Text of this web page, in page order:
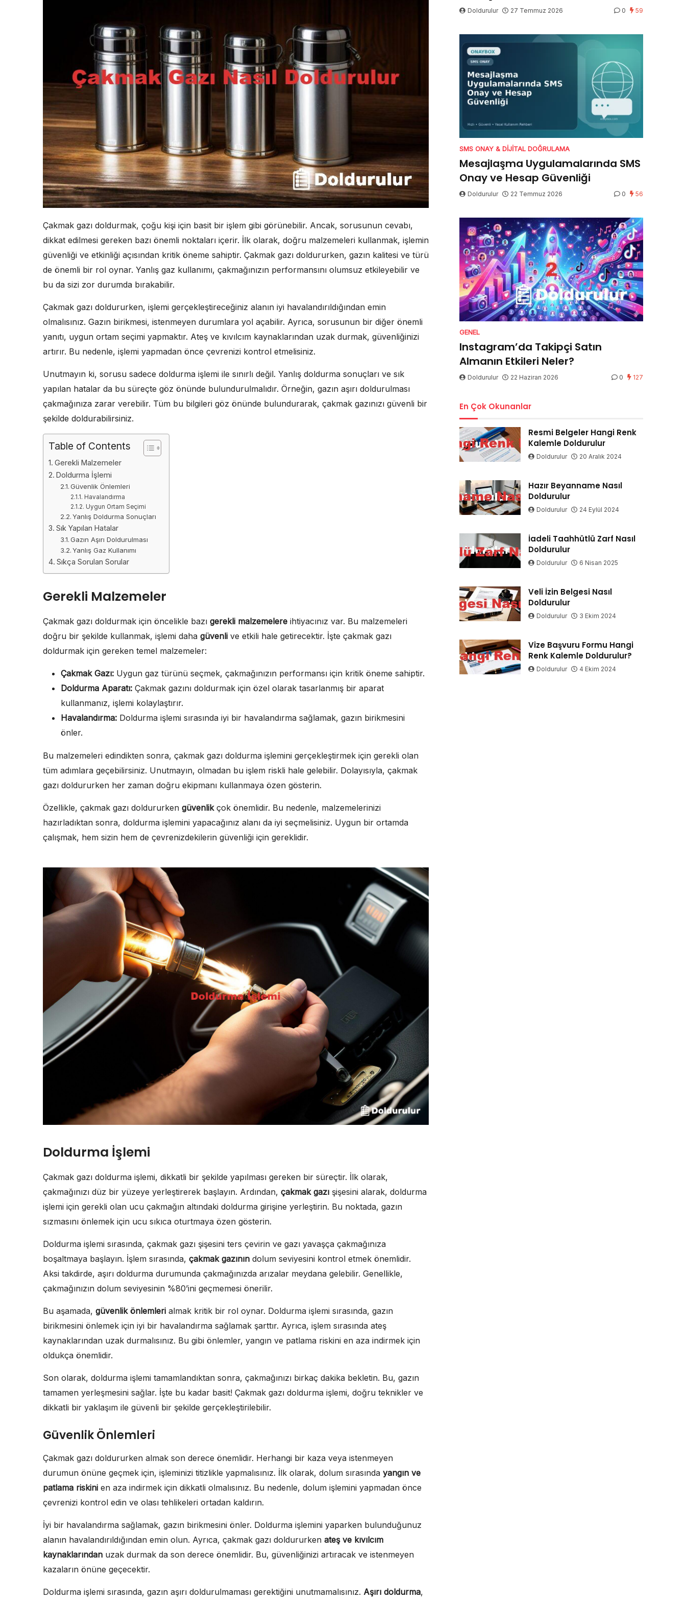
Çakmak gazı doldurmak, çoğu kişi için basit bir işlem gibi görünebilir. Ancak, sorusunun cevabı,
dikkat edilmesi gereken bazı önemli noktaları içerir. İlk olarak, doğru malzemeleri kullanmak, işlemin
güvenliği ve etkinliği açısından kritik öneme sahiptir. Çakmak gazı doldururken, gazın kalitesi ve türü
de önemli bir rol oynar. Yanlış gaz kullanımı, çakmağınızın performansını olumsuz etkileyebilir ve
bu da sizi zor durumda bırakabilir.
Çakmak gazı doldururken, işlemi gerçekleştireceğiniz alanın iyi havalandırıldığından emin
olmalısınız. Gazın birikmesi, istenmeyen durumlara yol açabilir. Ayrıca, sorusunun bir diğer önemli
yanıtı, uygun ortam seçimi yapmaktır. Ateş ve kıvılcım kaynaklarından uzak durmak, güvenliğinizi
artırır. Bu nedenle, işlemi yapmadan önce çevrenizi kontrol etmelisiniz.
Unutmayın ki, sorusu sadece doldurma işlemi ile sınırlı değil. Yanlış doldurma sonuçları ve sık
yapılan hatalar da bu süreçte göz önünde bulundurulmalıdır. Örneğin, gazın aşırı doldurulması
çakmağınıza zarar verebilir. Tüm bu bilgileri göz önünde bulundurarak, çakmak gazınızı güvenli bir
şekilde doldurabilirsiniz.
Table of Contents
Gerekli Malzemeler
Doldurma İşlemi
Güvenlik Önlemleri
Havalandırma
Uygun Ortam Seçimi
Yanlış Doldurma Sonuçları
Sık Yapılan Hatalar
Gazın Aşırı Doldurulması
Yanlış Gaz Kullanımı
Sıkça Sorulan Sorular
Gerekli Malzemeler
Çakmak gazı doldurmak için öncelikle bazı gerekli malzemelere ihtiyacınız var. Bu malzemeleri
doğru bir şekilde kullanmak, işlemi daha güvenli ve etkili hale getirecektir. İşte çakmak gazı
doldurmak için gereken temel malzemeler:
Çakmak Gazı: Uygun gaz türünü seçmek, çakmağınızın performansı için kritik öneme sahiptir.
Doldurma Aparatı: Çakmak gazını doldurmak için özel olarak tasarlanmış bir aparat
kullanmanız, işlemi kolaylaştırır.
Havalandırma: Doldurma işlemi sırasında iyi bir havalandırma sağlamak, gazın birikmesini
önler.
Bu malzemeleri edindikten sonra, çakmak gazı doldurma işlemini gerçekleştirmek için gerekli olan
tüm adımlara geçebilirsiniz. Unutmayın, olmadan bu işlem riskli hale gelebilir. Dolayısıyla, çakmak
gazı doldururken her zaman doğru ekipmanı kullanmaya özen gösterin.
Özellikle, çakmak gazı doldururken güvenlikçok önemlidir. Bu nedenle, malzemelerinizi
hazırladıktan sonra, doldurma işlemini yapacağınız alanı da iyi seçmelisiniz. Uygun bir ortamda
çalışmak, hem sizin hem de çevrenizdekilerin güvenliği için gereklidir.
Doldurma İşlemi
Çakmak gazı doldurma işlemi, dikkatli bir şekilde yapılması gereken bir süreçtir. İlk olarak,
çakmağınızı düz bir yüzeye yerleştirerek başlayın. Ardından, çakmak gazı şişesini alarak, doldurma
işlemi için gerekli olan ucu çakmağın altındaki doldurma girişine yerleştirin. Bu noktada, gazın
sızmasını önlemek için ucu sıkıca oturtmaya özen gösterin.
Doldurma işlemi sırasında, çakmak gazı şişesini ters çevirin ve gazı yavaşça çakmağınıza
boşaltmaya başlayın. İşlem sırasında, çakmak gazının dolum seviyesini kontrol etmek önemlidir.
Aksi takdirde, aşırı doldurma durumunda çakmağınızda arızalar meydana gelebilir. Genellikle,
çakmağınızın dolum seviyesinin %80’ini geçmemesi önerilir.
Bu aşamada, güvenlik önlemleri almak kritik bir rol oynar. Doldurma işlemi sırasında, gazın
birikmesini önlemek için iyi bir havalandırma sağlamak şarttır. Ayrıca, işlem sırasında ateş
kaynaklarından uzak durmalısınız. Bu gibi önlemler, yangın ve patlama riskini en aza indirmek için
oldukça önemlidir.
Son olarak, doldurma işlemi tamamlandıktan sonra, çakmağınızı birkaç dakika bekletin. Bu, gazın
tamamen yerleşmesini sağlar. İşte bu kadar basit! Çakmak gazı doldurma işlemi, doğru teknikler ve
dikkatli bir yaklaşım ile güvenli bir şekilde gerçekleştirilebilir.
Güvenlik Önlemleri
Çakmak gazı doldururken almak son derece önemlidir. Herhangi bir kaza veya istenmeyen
durumun önüne geçmek için, işleminizi titizlikle yapmalısınız. İlk olarak, dolum sırasında yangın ve
patlama riskini en aza indirmek için dikkatli olmalısınız. Bu nedenle, dolum işlemini yapmadan önce
çevrenizi kontrol edin ve olası tehlikeleri ortadan kaldırın.
İyi bir havalandırma sağlamak, gazın birikmesini önler. Doldurma işlemini yaparken bulunduğunuz
alanın havalandırıldığından emin olun. Ayrıca, çakmak gazı doldururken ateş ve kıvılcım
kaynaklarından uzak durmak da son derece önemlidir. Bu, güvenliğinizi artıracak ve istenmeyen
kazaların önüne geçecektir.
Doldurma işlemi sırasında, gazın aşırı doldurulmaması gerektiğini unutmamalısınız. Aşırı doldurma,
Doldurulur 27 Temmuz 2026 0 59
SMS ONAY & DIJITAL DOĞRULAMA
Mesajlaşma Uygulamalarında SMS
Onay ve Hesap Güvenliği
Doldurulur 22 Temmuz 2026 0 56
GENEL
Instagram’da Takipçi Satın
Almanın Etkileri Neler?
Doldurulur 22 Haziran 2026 0 127
En Çok Okunanlar
Resmi Belgeler Hangi Renk
Kalemle Doldurulur
Doldurulur 20 Aralık 2024
Hazır Beyanname Nasıl
Doldurulur
Doldurulur 24 Eylül 2024
İadeli Taahhütlü Zarf Nasıl
Doldurulur
Doldurulur 6 Nisan 2025
Veli İzin Belgesi Nasıl
Doldurulur
Doldurulur 3 Ekim 2024
Vize Başvuru Formu Hangi
Renk Kalemle Doldurulur?
Doldurulur 4 Ekim 2024